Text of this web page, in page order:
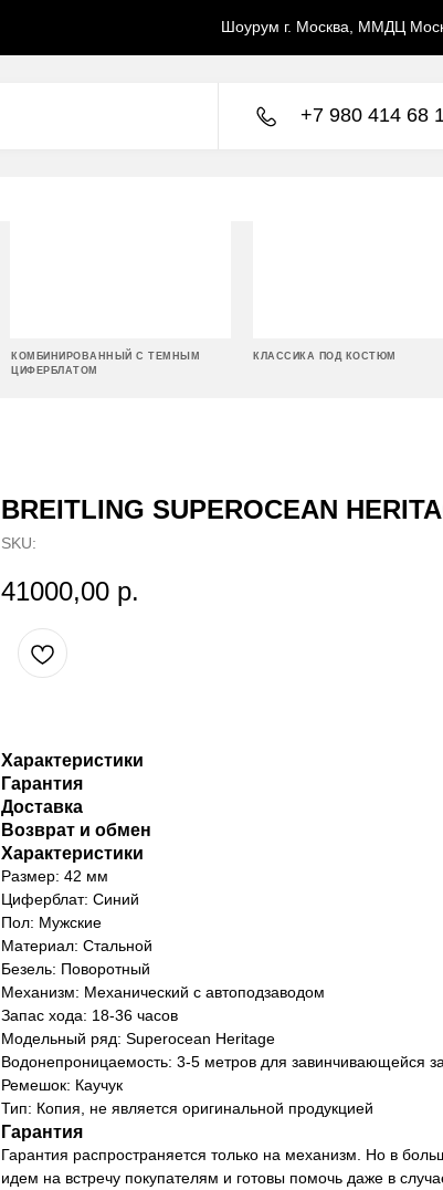
Шоурум г. Москва, ММДЦ
+7 980 414 68
КОМБИНИРОВАННЫЙ С ТЕМНЫМ
ЦИФЕРБЛАТОМ
КЛАССИКА ПОД КОСТЮМ
BREITLING SUPEROCEAN
SKU:
41000,00 р.
Характеристики
Гарантия
Доставка
Возврат и обмен
Характеристики
Размер: 42 мм
Циферблат: Синий
Пол: Мужские
Материал: Стальной
Безель: Поворотный
Механизм: Механический с автоподзаводом
Запас хода: 18-36 часов
Модельный ряд: Superocean Heritage
Водонепроницаемость: 3-5 метров для завинчивающейся
Ремешок: Каучук
Тип: Копия, не является оригинальной продукцией
Гарантия
Гарантия распространяется только на механизм. Но в
идем на встречу покупателям и готовы помочь даже в